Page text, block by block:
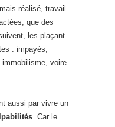
réalisé, travail
que des
les plaçant
: impayés,
voire
aussi par vivre un
. Car le